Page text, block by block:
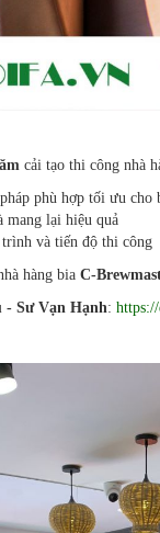
cải tạo thi công nhà
phù hợp tối ưu cho
lại hiệu quả
và tiến độ thi công
hàng bia C-
- Sư Vạn Hạnh: